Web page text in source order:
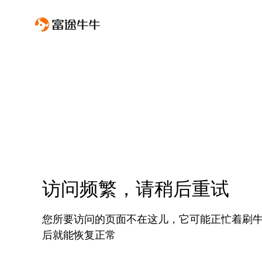
访问频繁，请稍后重试
您所要访问的页面不在这儿，它可能正忙着刷
后就能恢复正常